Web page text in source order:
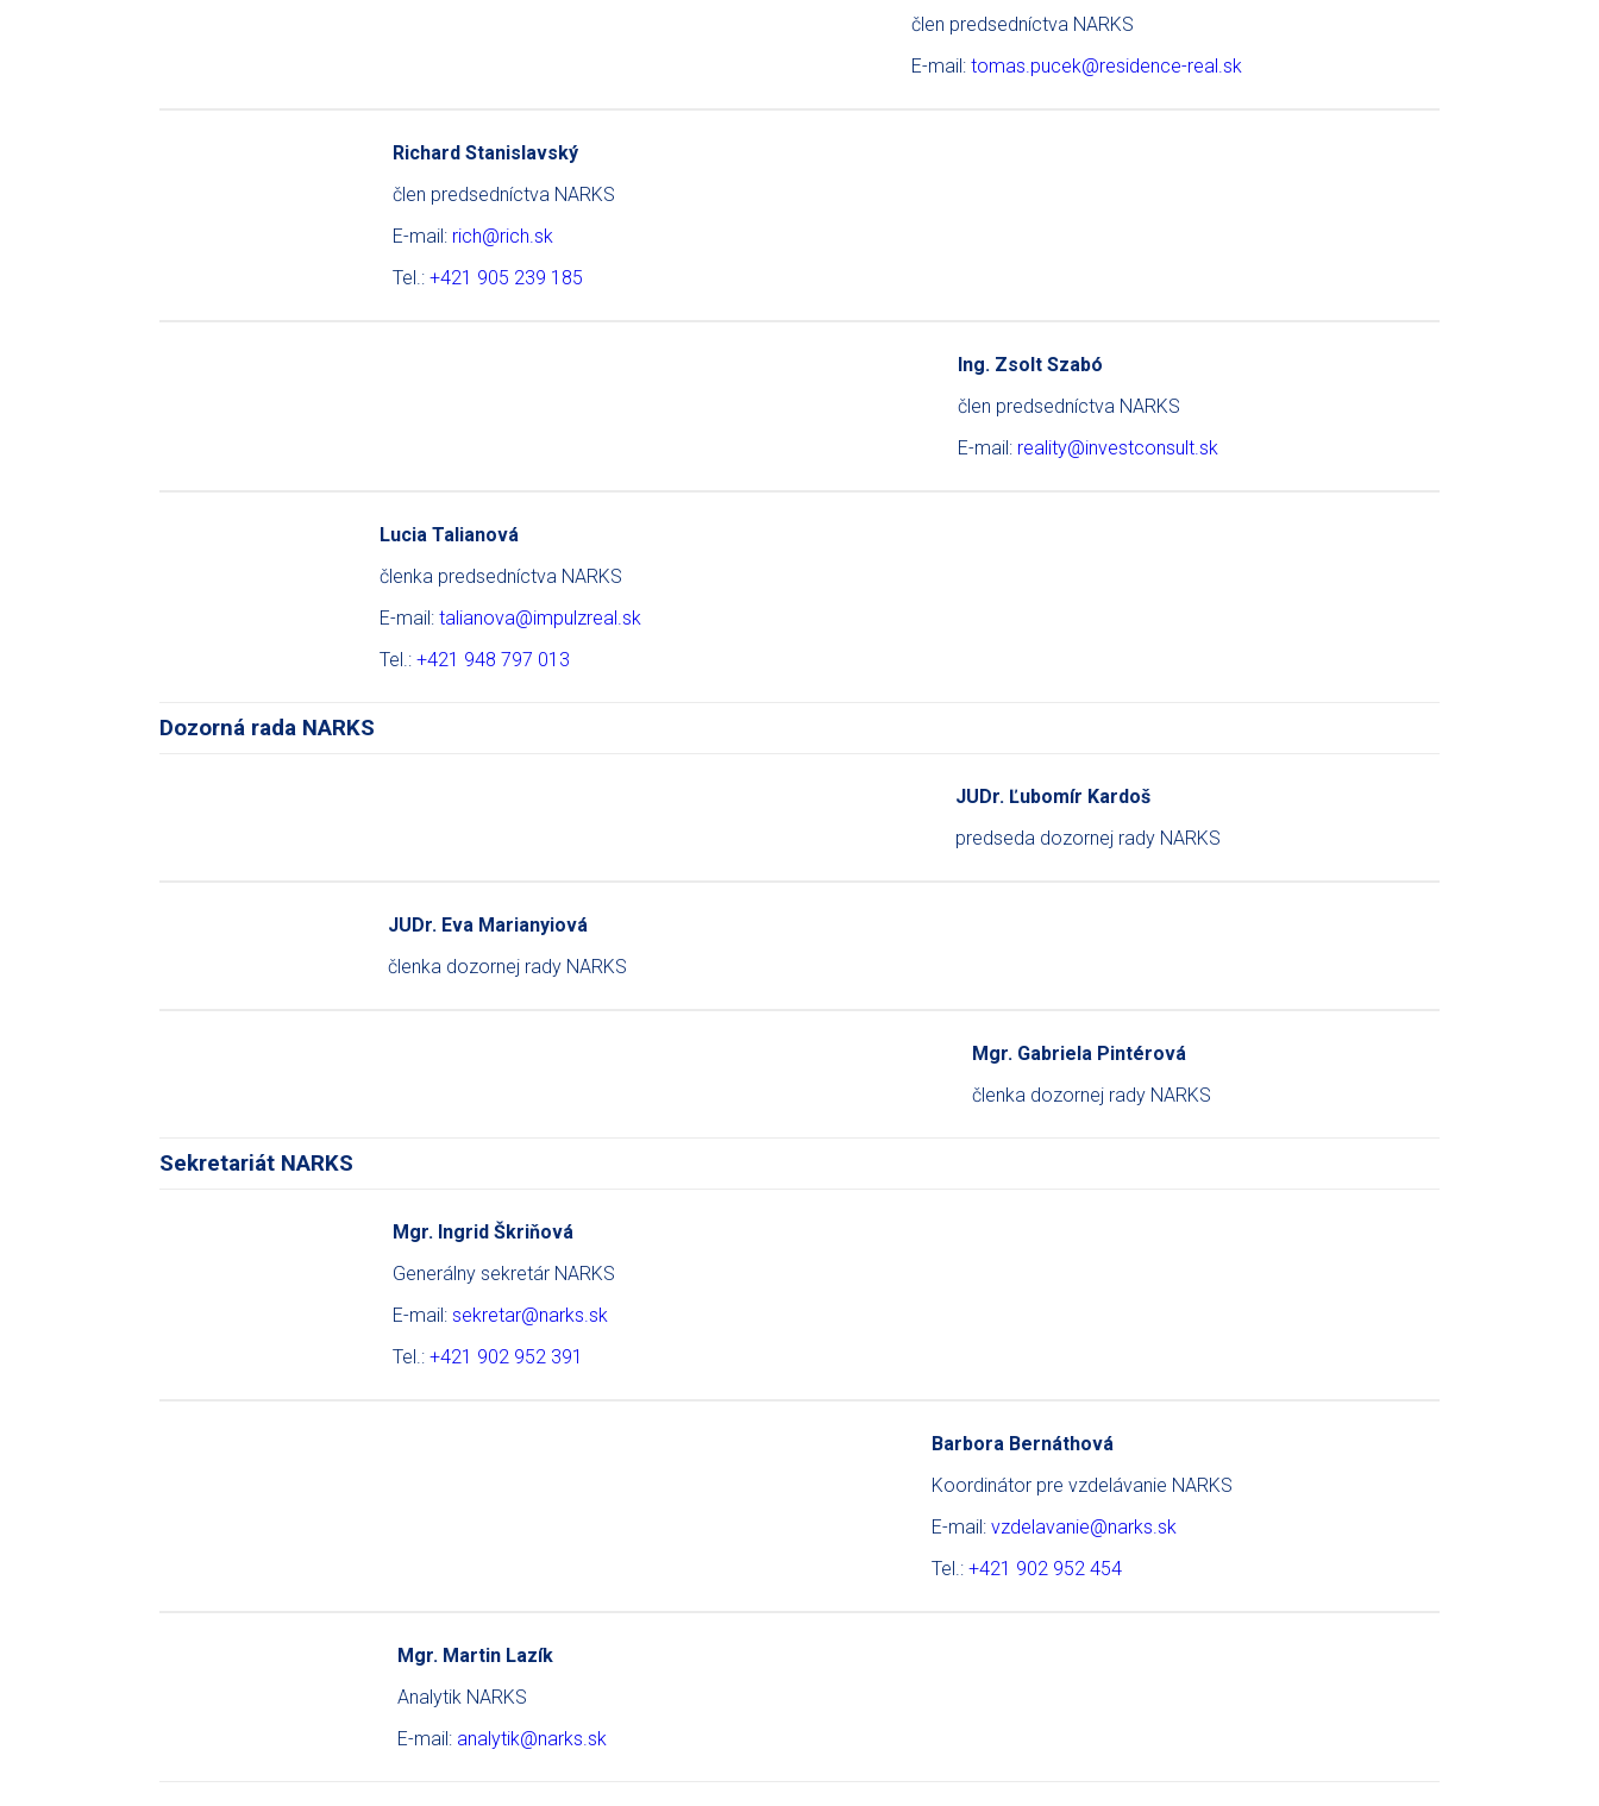
člen predsedníctva NARKS
E-mail: tomas.pucek@residence-real.sk
Richard Stanislavský
člen predsedníctva NARKS
E-mail: rich@rich.sk
Tel.:+421 905 239 185
Ing. Zsolt Szabó
člen predsedníctva NARKS
E-mail: reality@investconsult.sk
Lucia Talianová
členka predsedníctva NARKS
E-mail:talianova@impulzreal.sk
Tel.:+421 948 797 013
Dozorná rada NARKS
JUDr. Ľubomír Kardoš
predseda dozornej rady NARKS
JUDr. Eva Marianyiová
členka dozornej rady NARKS
Mgr. Gabriela Pintérová
členka dozornej rady NARKS
Sekretariát NARKS
Mgr. Ingrid Škriňová
Generálny sekretár NARKS
E-mail:sekretar@narks.sk
Tel.:+421 902 952 391
Barbora Bernáthová
Koordinátor pre vzdelávanie NARKS
E-mail: vzdelavanie@narks.sk
Tel.: +421 902 952 454
Mgr. Martin Lazík
Analytik NARKS
E-mail: analytik@narks.sk